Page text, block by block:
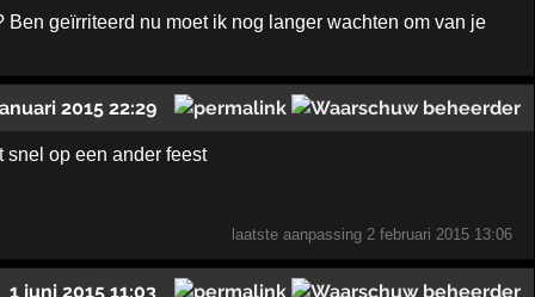
geïrriteerd nu moet ik nog langer wachten om van je
2015 22:29
snel op een ander feest
laatste aanpassing 2 februari 2015 13:06
1 juni 2015 11:03